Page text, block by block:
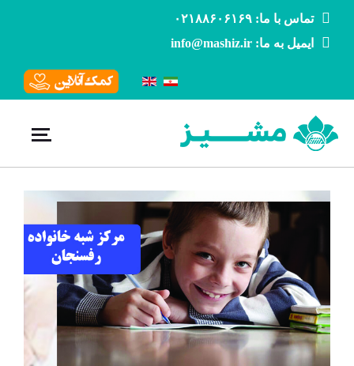
تماس با ما: ۰۲۱۸۸۶۰۶۱۶۹
ایمیل به ما: info@mashiz.ir